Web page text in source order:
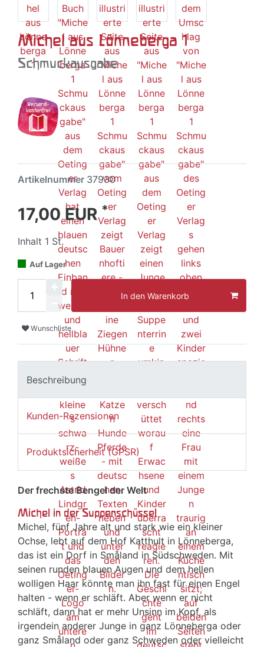
Michel aus Lönneberga 1
Schmuckausgabe
Artikelnummer 37930
17,00 EUR*
Inhalt 1 St.
Auf Lager
In den Warenkorb
Wunschliste
Beschreibung
Kunden-Rezensionen
Produktsicherheit (GPSR)
Der frechste Bengel der Welt
Michel in der Suppenschüssel
Michel, fünf Jahre alt und stark wie ein kleiner
Ochse, lebt auf dem Hof Katthult in Lönneberga,
das ist ein Dorf in Småland in Südschweden. Mit
seinen runden blauen Augen und dem hellen
wolligen Haar könnte man ihn fast für einen Engel
halten - wenn er schläft. Aber wenn er nicht
schläft, dann hat er mehr Unsinn im Kopf, als
irgendein anderer Junge in ganz Lönneberga oder
ganz Småland oder ganz Schweden oder vielleicht